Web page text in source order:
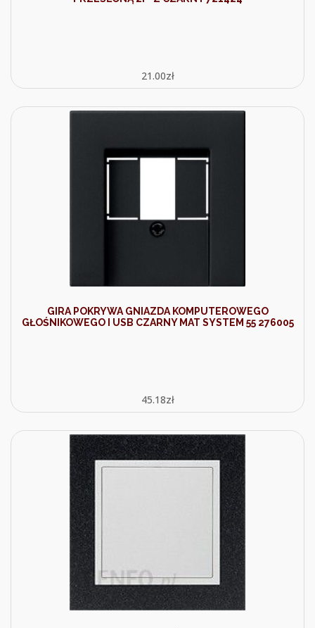
21.00zł
GIRA POKRYWA GNIAZDA KOMPUTEROWEGO
GŁOŚNIKOWEGO I USB CZARNY MAT SYSTEM 55 276005
45.18zł